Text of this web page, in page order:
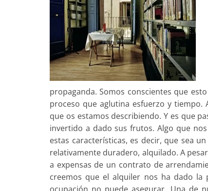
propaganda. Somos conscientes que
proceso que aglutina esfuerzo y
que os estamos describiendo. Y es que
invertido a dado sus frutos. Algo que
estas características, es decir, que sea
relativamente duradero, alquilado. A
a expensas de un contrato de
creemos que el alquiler nos ha dado la